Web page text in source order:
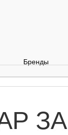
Бренды